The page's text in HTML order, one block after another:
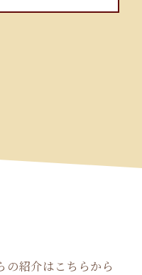
紹介はこちらから